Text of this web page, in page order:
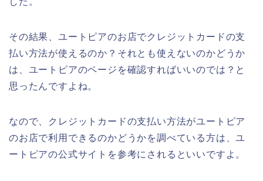
その結果、ユートピアのお店でクレジットカードの支
払い方法が使えるのか？それとも使えないのかどうか
は、ユートピアのページを確認すればいいのでは？と
思ったんですよね。
なので、クレジットカードの支払い方法がユートピア
のお店で利用できるのかどうかを調べている方は、ユ
ートピアの公式サイトを参考にされるといいですよ。